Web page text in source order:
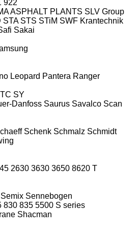
922
ASPHALT PLANTS SLV Group
STA STS STiM SWF Krantechnik
Sakai
Leopard Pantera Ranger
SY
Danfoss Saurus Savalco Scan
Schenk Schmalz Schmidt
2630 3630 3650 8620 T
Semix Sennebogen
830 835 5500 S series
Shacman